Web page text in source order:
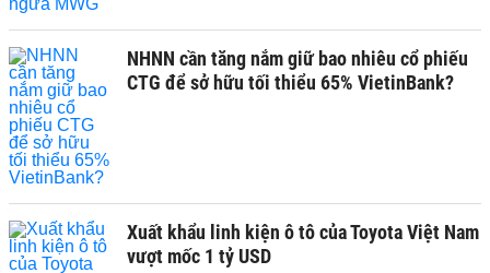
NHNN cần tăng nắm giữ bao nhiêu cổ phiếu
CTG để sở hữu tối thiểu 65% VietinBank?
Xuất khẩu linh kiện ô tô của Toyota Việt Nam
vượt mốc 1 tỷ USD